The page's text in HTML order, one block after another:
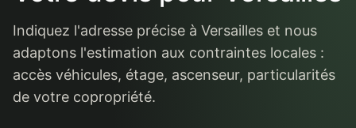
Indiquez l'adresse précise à Versailles et nous
adaptons l'estimation aux contraintes locales :
accès véhicules, étage, ascenseur, particularités
de votre copropriété.